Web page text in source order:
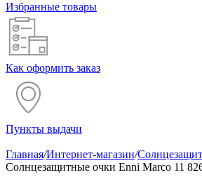
Избранные товары
Как оформить заказ
Пункты выдачи
Главная/Интернет-магазин/
Солнцезащитные очки Enni Marco 11